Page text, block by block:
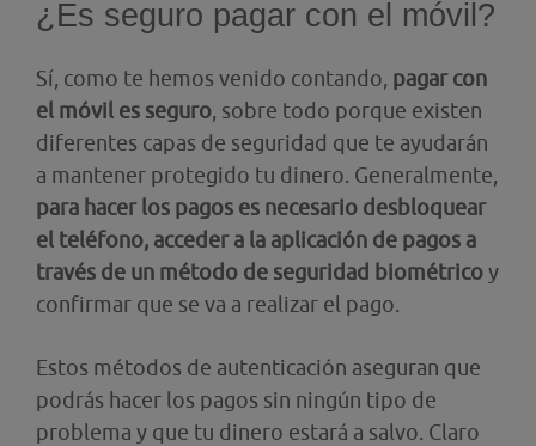
¿Es seguro pagar con el móvil?
Sí, como te hemos venido contando, pagar con
el móvil es seguro, sobre todo porque existen
diferentes capas de seguridad que te ayudarán
a mantener protegido tu dinero. Generalmente,
para hacer los pagos es necesario desbloquear
el teléfono, acceder a la aplicación de pagos a
través de un método de seguridad biométricoy
confirmar que se va a realizar el pago.
Estos métodos de autenticación aseguran que
podrás hacer los pagos sin ningún tipo de
problema y que tu dinero estará a salvo. Claro